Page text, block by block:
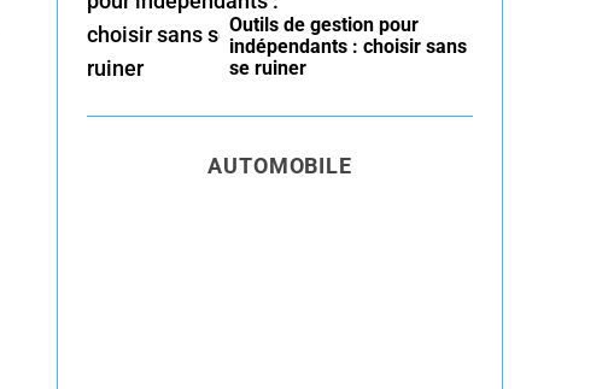
Outils de gestion pour
indépendants : choisir sans
se ruiner
AUTOMOBILE